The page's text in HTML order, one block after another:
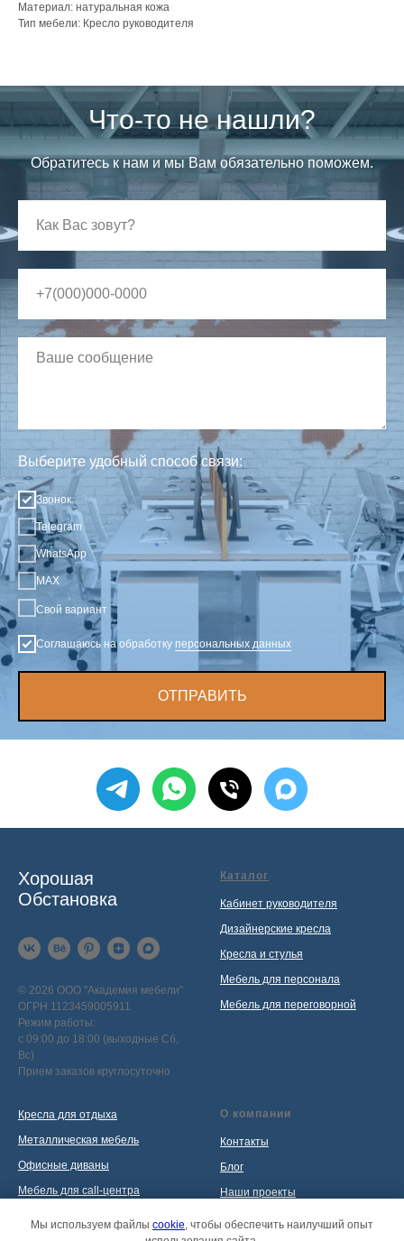
Материал: натуральная кожа
Тип мебели: Кресло руководителя
Что-то не нашли?
Обратитесь к нам и мы Вам обязательно поможем.
Выберите удобный способ связи:
Звонок
Telegram
WhatsApp
MAX
Свой вариант
Соглашаюсь на обработку персональных данных
ОТПРАВИТЬ
Мы используем файлы cookie, чтобы обеспечить наилучший опыт
Хорошая
Обстановка
© 2026 ООО "Академия мебели"
ОГРН 1123459005911
Режим работы:
с 09:00 до 18:00 (выходные Сб,
Вс)
Прием заказов круглосуточно
Каталог
Кабинет руководителя
Дизайнерские кресла
Кресла и стулья
Мебель для персонала
Мебель для переговорной
Кресла для отдыха
Металлическая мебель
Офисные диваны
Мебель для call-центра
О компании
Контакты
Блог
Наши проекты
Политика обработки
персональных данных